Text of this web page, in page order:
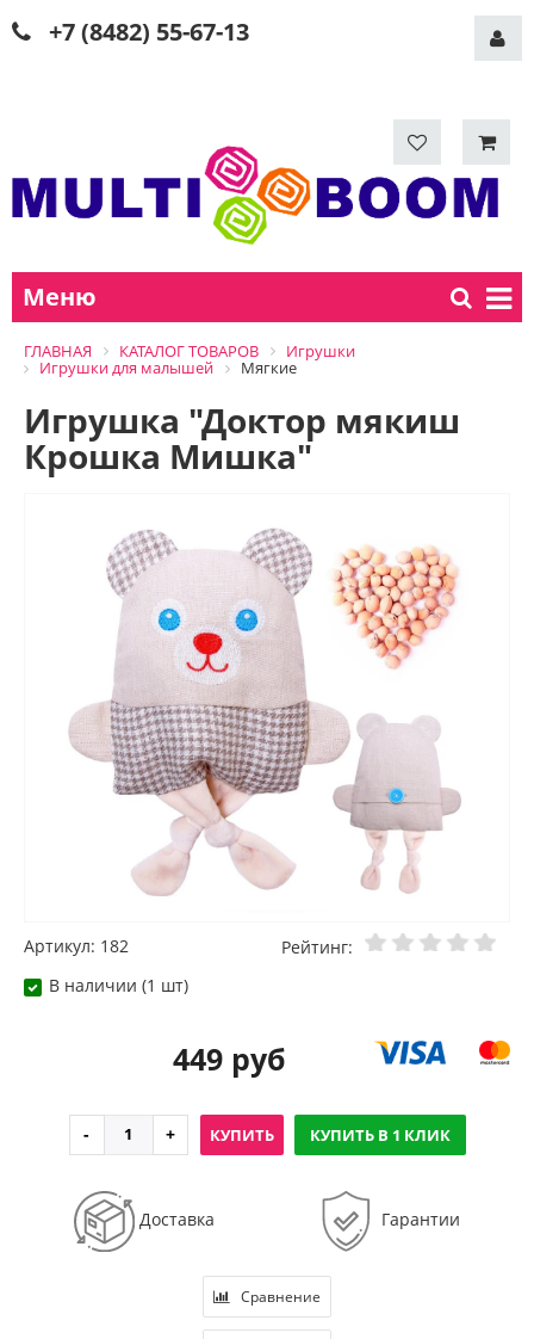
+7 (8482) 55-67-13
Меню
ГЛАВНАЯ КАТАЛОГ ТОВАРОВ
Игрушки
Игрушки для малышей
Мягкие
Игрушка "Доктор мякиш
Крошка Мишка"
Артикул: 182
Рейтинг:
В наличии (1 шт)
449 руб
КУПИТЬ КУПИТЬ В 1 КЛИК
Доставка Гарантии
Сравнение